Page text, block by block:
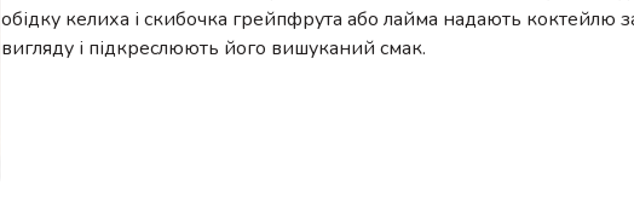
обідку келиха і скибочка грейпфрута або лайма надають коктейлю
вигляду і підкреслюють його вишуканий смак.